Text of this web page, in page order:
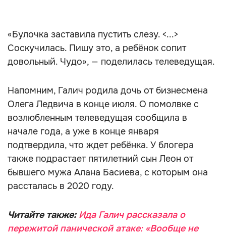
«Булочка заставила пустить слезу. <...>
Соскучилась. Пишу это, а ребёнок сопит
довольный. Чудо», — поделилась телеведущая.
Напомним, Галич родила дочь от бизнесмена
Олега Ледвича в конце июля. О помолвке с
возлюбленным телеведущая сообщила в
начале года, а уже в конце января
подтвердила, что ждет ребёнка. У блогера
также подрастает пятилетний сын Леон от
бывшего мужа Алана Басиева, с которым она
рассталась в 2020 году.
Читайте также: Ида Галич рассказала о
пережитой панической атаке: «Вообще не